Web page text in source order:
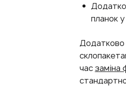
планок у
Додатково
часзаміна